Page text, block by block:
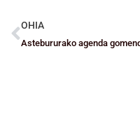
OHIA